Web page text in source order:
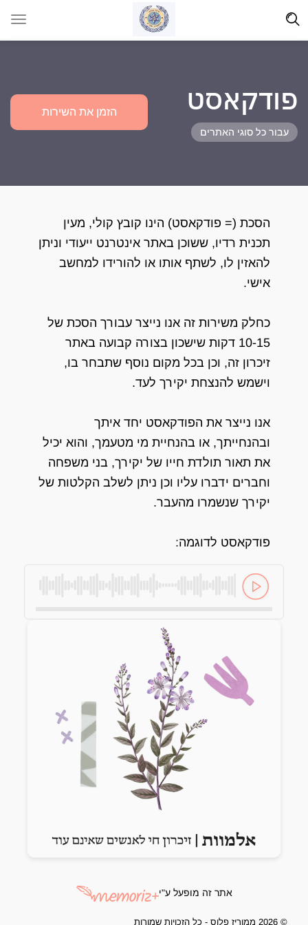
פודקאסט
עבור כל סוגי האתרים
הזמן את השירות
הסכת (= פודקאסט) הינו קובץ קולי, מעין
תכנית רדיו, ששוכן באתר אינטרנט ייעודי וניתן
להאזין לו, לשתף אותו או להורידו למחשב
אישי.
כחלק משירות זה אנו נייצר עבורך הסכת של
10-15 דקות שישכון בצורה קבועה באתר
זיכרון זה, וכן בכל מקום נוסף שתבחר בו,
וישמש להנצחת יקירך לעד.
אנו נייצר את הפודקאסט יחד איתך
ובהנחייתך, או בהנחיית מי מטעמך, והוא יכיל
את תאור תולדת חייו של יקירך, בני משפחה
וחברים ידברו עליו וכן ניתן לשלב הקלטות של
יקירך שנשמרו מהעבר.
פודקאסט לדוגמה:
אתר זה מופעל ע"י
© 2026 ממוריז פלוס - כל הזכויות שמורות